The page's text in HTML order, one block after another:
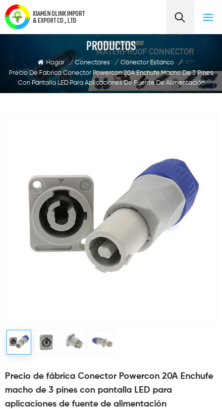
XIAMEN OLINK IMPORT
& EXPORT CO., LTD
PRODUCTOS
Hogar / Conectores / Conector Estanco
/
Precio De Fábrica Conector Powercon 20A Enchufe Macho De 3 Pines
Con Pantalla LED Para Aplicaciones De Fuente De Alimentación
Precio de fábrica Conector Powercon 20A Enchufe
macho de 3 pines con pantalla LED para
aplicaciones de fuente de alimentación